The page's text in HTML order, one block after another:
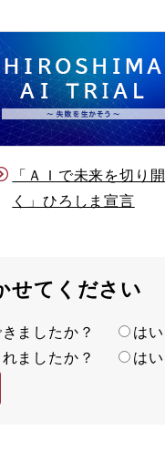
「ＡＩで未来を切り開
く」ひろしま宣言
せてください
きましたか？ はい
れましたか？ はい